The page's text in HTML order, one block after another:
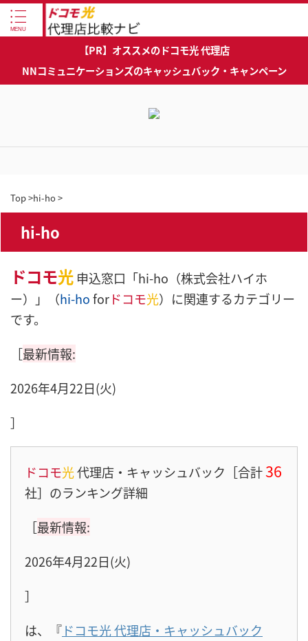
【PR】オススメのドコモ光 代理店
NNコミュニケーションズのキャッシュバック・キャンペーン
Top>hi-ho>
hi-ho
ドコモ光 申込窓口「hi-ho（株式会社ハイホ
ー）」（hi-hoforドコモ光）に関連するカテゴリー
です。
［最新情報:
2026年4月22日(火)
］
ドコモ光代理店・キャッシュバック［合計36
社］のランキング詳細
［最新情報:
2026年4月22日(火)
］
は、『ドコモ光 代理店・キャッシュバック